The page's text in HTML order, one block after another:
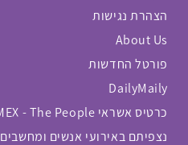
הצהרת נגישות
About Us
פורטל החדשות
DailyMaily
כרטיס אשראי AMEX - The People
נצפיתם באירועי אנשים ומחשבים